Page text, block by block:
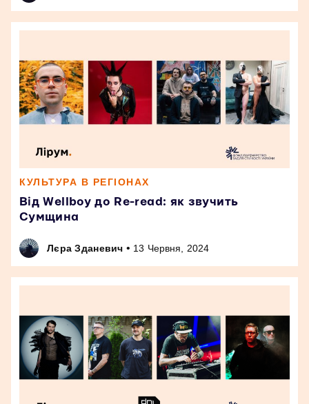
КУЛЬТУРА В РЕГІОНАХ
Від Wellboy до Re-read: як звучить
Сумщина
Лєра Зданевич • 13 Червня, 2024